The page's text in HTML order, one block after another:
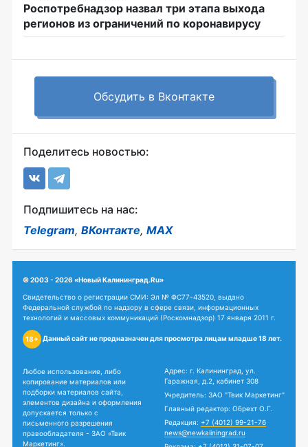
Роспотребнадзор назвал три этапа выхода
регионов из ограничений по коронавирусу
Обсудить в Вконтакте
Поделитесь новостью:
Подпишитесь на нас:
Telegram, ВКонтакте, MAX
© 2003 - 2026 «Новый Калининград.Ru»
Свидетельство о регистрации СМИ: Эл № ФС77-43520, выдано
Федеральной службой по надзору в сфере связи, информационных
технологий и массовых коммуникаций (Роскомнадзор) 17 января 2011 г.
18+ Данный сайт не предназначен для просмотра лицам младше 18 лет.
Любое использование, либо
копирование материалов или
подборки материалов сайта,
элементов дизайна и оформления
допускается только с
письменного разрешения
правообладателя - ЗАО «Твик
Маркетинг».
Адрес: г. Калининград, ул.
Гаражная, д.2, кабинет 308
Учредитель: ЗАО "Твик Маркетинг"
Главный редактор: Обрехт О.Г.
Редакция: +7 (4012) 99-21-76
news@newkaliningrad.ru